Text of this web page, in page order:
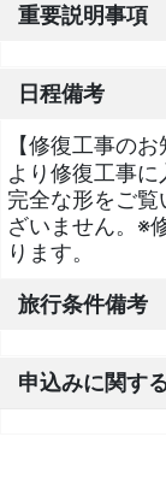
重要説明事項
日程備考
【修復工事の
より修復工事に
完全な形をご
ざいません。※
ります。
旅行条件備考
申込みに関す